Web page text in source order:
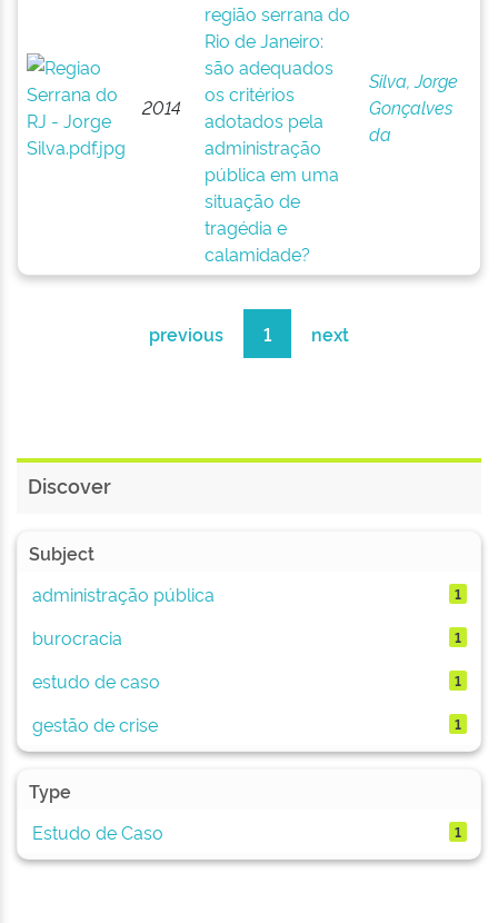
2014
região serrana do
Rio de Janeiro:
são adequados
os critérios
adotados pela
administração
pública em uma
situação de
tragédia e
calamidade?
Silva, Jorge
Gonçalves
da
previous 1 next
Discover
Subject
administração pública
1
burocracia 1
estudo de caso 1
gestão de crise 1
Type
Estudo de Caso
1